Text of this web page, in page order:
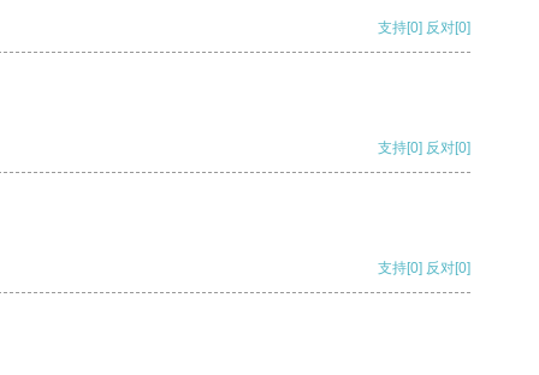
支持[0] 反对[0]
支持[0] 反对[0]
支持[0] 反对[0]